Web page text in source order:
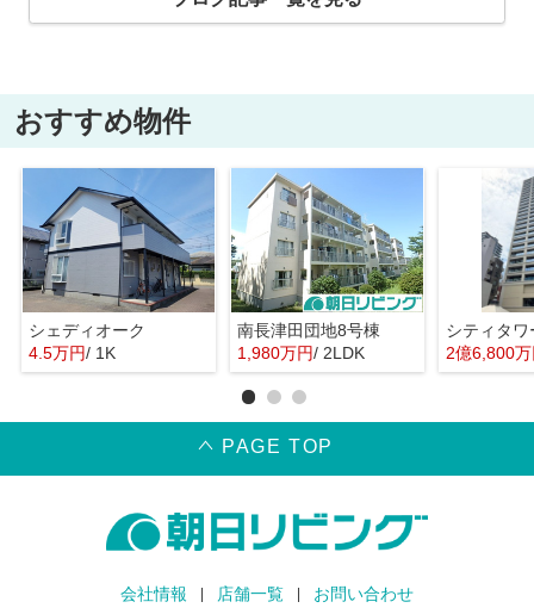
おすすめ物件
シェディオーク
4.5万円/ 1K
南長津田団地8号棟
1,980万円/ 2LDK
シティタワ
2億6,800
PAGE TOP
会社情報 店舗一覧 お問い合わせ